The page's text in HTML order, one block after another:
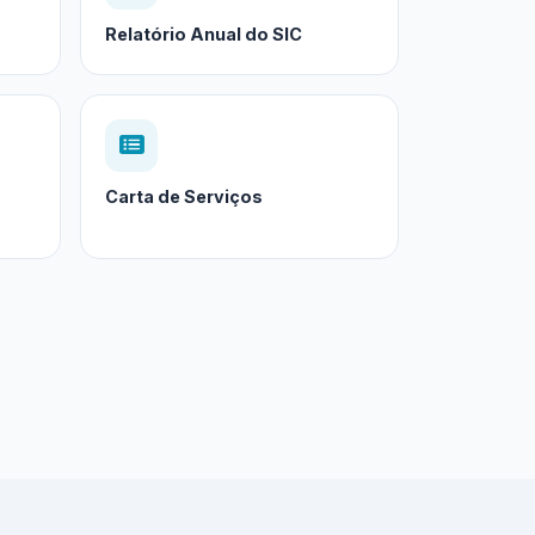
Relatório Anual do SIC
Carta de Serviços